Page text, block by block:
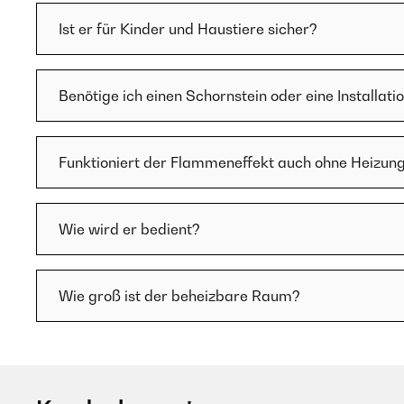
Ist er für Kinder und Haustiere sicher?
Benötige ich einen Schornstein oder eine
Funktioniert der Flammeneffekt auch ohne
Wie wird er bedient?
Wie groß ist der beheizbare Raum?